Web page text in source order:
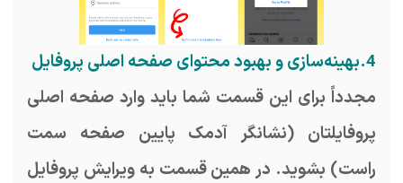
4.بهینه‌سازی و بهبود محتوای صفحه اصلی پروفایل
مجدداً برای این قسمت شما باید وارد صفحه اصلی
پروفایلتان (نشانگر آدمک پایین صفحه سمت
راست) بشوید. در همین قسمت به ویرایش پروفایل